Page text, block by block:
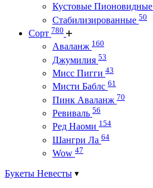
Кустовые Пионовидные
Стабилизированные 50
Сорт 780
Аваланж 160
Джумилия 53
Мисс Пигги 43
Мисти Баблс 61
Пинк Аваланж 70
Ревиваль 56
Ред Наоми 154
Шангри Ла 64
Wow 47
Букеты Невесты